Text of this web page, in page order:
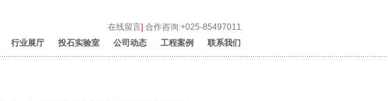
在线留言 合作咨询:+025-85497011
行业展厅 投石实验室 公司动态 工程案例 联系我们